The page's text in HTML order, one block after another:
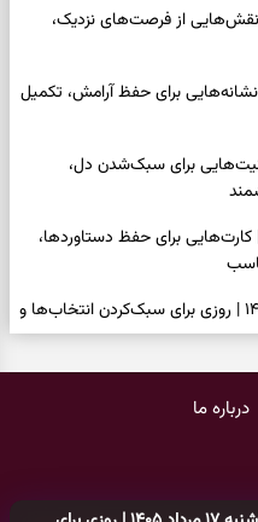
امروز جمعه ۱۶ مرداد ۱۴۰۵ | نقش‌هایی از فرصت‌های نزدیک،
شمع امروز جمعه ۱۶ مرداد ۱۴۰۵ | نشانه‌هایی برای حفظ آرامش، تکمیل
امروز جمعه ۱۶ مرداد ۱۴۰۵ | نیت‌هایی برای سبک‌شدن دل،
تاروت امروز جمعه ۱۶ مرداد ۱۴۰۵ | کارت‌هایی برای حفظ دستاوردها،
فال سرنوشت امروز جمعه ۱۶ مرداد ۱۴۰۵ | روزی برای سبک‌کردن انتخاب‌ها و
درباره ما